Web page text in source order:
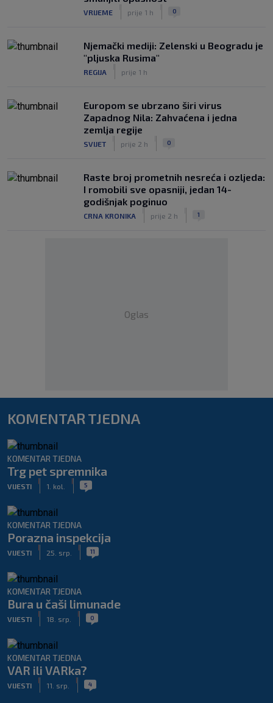
VRIJEME prije 1 h 0
Njemački mediji: Zelenski u Beogradu je
"pljuska Rusima"
REGIJA prije 1 h
Europom se ubrzano širi virus
Zapadnog Nila: Zahvaćena i jedna
zemlja regije
SVIJET prije 2 h 0
Raste broj prometnih nesreća i ozljeda:
I romobili sve opasniji, jedan 14-
godišnjak poginuo
CRNA KRONIKA prije 2 h 1
Oglas
KOMENTAR TJEDNA
KOMENTAR TJEDNA
Trg pet spremnika
VIJESTI 1. kol. 5
KOMENTAR TJEDNA
Porazna inspekcija
VIJESTI 25. srp. 11
KOMENTAR TJEDNA
Bura u čaši limunade
VIJESTI 18. srp. 0
KOMENTAR TJEDNA
VAR ili VARka?
VIJESTI 11. srp. 4